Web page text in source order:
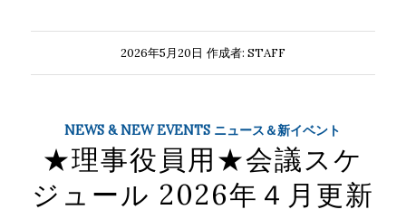
2026年5月20日 作成者: STAFF
NEWS & NEW EVENTS ニュース＆新イベント
★理事役員用★会議スケ
ジュール 2026年４月更新